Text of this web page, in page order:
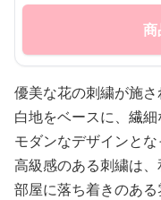
商
優美な花の刺繍が施さ
白地をベースに、繊
モダンなデザインとな
高級感のある刺繍は
部屋に落ち着きのある